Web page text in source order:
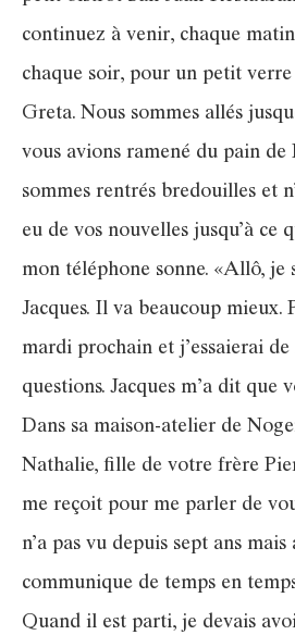
continuez à venir, chaque
chaque soir, pour un petit
Greta. Nous sommes allés
vous avions ramené du pain de
sommes rentrés bredouilles et
eu de vos nouvelles jusqu’à ce
mon téléphone sonne. «Allô, je
Jacques. Il va beaucoup mieux.
mardi prochain et j’essaierai
questions. Jacques m’a dit que
Dans sa maison-atelier de
Nathalie, fille de votre frère
me reçoit pour me parler de
n’a pas vu depuis sept ans
communique de temps en
Quand il est parti, je devais